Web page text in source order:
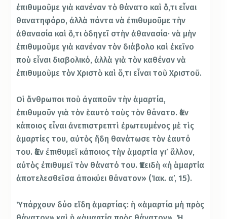
ἐπιθυμοῦμε γιὰ κανέναν τὸ θάνατο καὶ ὅ,τι εἶναι
θανατηφόρο, ἀλλὰ πάντα νὰ ἐπιθυμοῦμε τὴν
ἀθανασία καὶ ὅ,τι ὁδηγεῖ στὴν ἀθανασία· νὰ μὴν
ἐπιθυμοῦμε γιὰ κανέναν τὸν διάβολο καὶ ἐκεῖνο
ποὺ εἶναι διαβολικό, ἀλλὰ γιὰ τὸν καθέναν νὰ
ἐπιθυμοῦμε τὸν Χριστὸ καὶ ὅ,τι εἶναι τοῦ Χριστοῦ.
Οἱ ἄνθρωποι ποὺ ἀγαποῦν τὴν ἁμαρτία,
ἐπιθυμοῦν γιὰ τὸν ἑαυτὸ τοὺς τὸν θάνατο. Ἐὰν
κάποιος εἶναι ἀνεπιστρεπτὶ ἐρωτευμένος μὲ τὶς
ἁμαρτίες του, αὐτὸς ἤδη θανάτωσε τὸν ἐαυτό
του. Ἐὰν ἐπιθυμεῖ κάποιος τὴν ἁμαρτία γι’ ἄλλον,
αὐτὸς ἐπιθυμεῖ τὸν θάνατό του. Ἐπειδὴ «ἡ ἁμαρτία
ἀποτελεσθεῖσα ἀποκύει θάνατον» (Ἰακ. α’, 15).
Ὑπάρχουν δύο εἴδη ἁμαρτίας: ἡ «ἁμαρτία μὴ πρὸς